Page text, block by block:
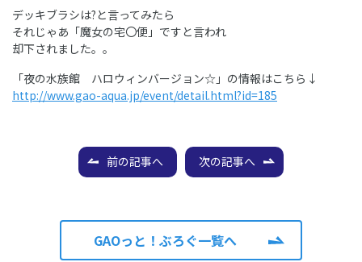
デッキブラシは?と言ってみたら
それじゃあ「魔女の宅〇便」ですと言われ
却下されました。。
「夜の水族館 ハロウィンバージョン☆」の情報はこちら↓
http://www.gao-aqua.jp/event/detail.html?id=185
前の記事へ 次の記事へ
GAOっと！ぶろぐ一覧へ